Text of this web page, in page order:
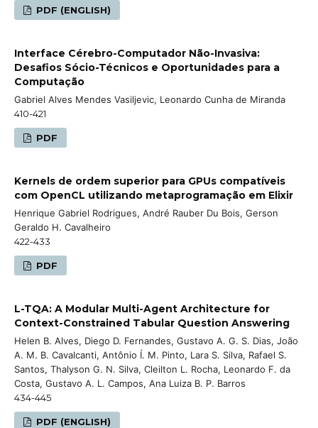
PDF (ENGLISH)
Interface Cérebro-Computador Não-Invasiva:
Desafios Sócio-Técnicos e Oportunidades para a
Computação
Gabriel Alves Mendes Vasiljevic, Leonardo Cunha de Miranda
410-421
PDF
Kernels de ordem superior para GPUs compatíveis
com OpenCL utilizando metaprogramação em Elixir
Henrique Gabriel Rodrigues, André Rauber Du Bois, Gerson
Geraldo H. Cavalheiro
422-433
PDF
L-TQA: A Modular Multi-Agent Architecture for
Context-Constrained Tabular Question Answering
Helen B. Alves, Diego D. Fernandes, Gustavo A. G. S. Dias, João
A. M. B. Cavalcanti, Antônio Í. M. Pinto, Lara S. Silva, Rafael S.
Santos, Thalyson G. N. Silva, Cleilton L. Rocha, Leonardo F. da
Costa, Gustavo A. L. Campos, Ana Luiza B. P. Barros
434-445
PDF (ENGLISH)